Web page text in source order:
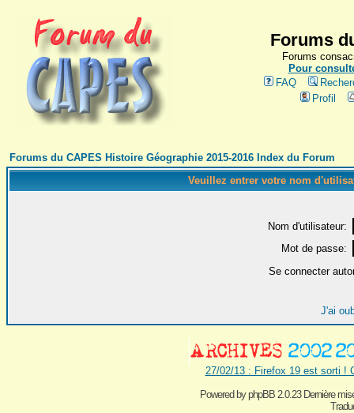
Forums
Forums
Pour
FAQ
Profil
Forums du CAPES Histoire Géographie 2015-2016 Index du Forum
Veuillez entrer votre nom
Nom d'utilisateur:
Mot de passe:
Se connecter
J'ai
27/02/13 : Firefox 19 est sorti !
Powered byphpBB 2.0.23 Dernière